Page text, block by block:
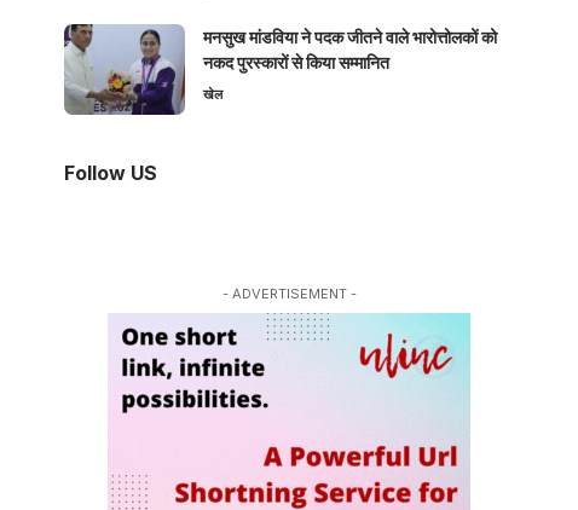
मनसुख मांडविया ने पदक जीतने वाले भारोत्तोलकों को
नकद पुरस्कारों से किया सम्मानित
खेल
Follow US
- ADVERTISEMENT -